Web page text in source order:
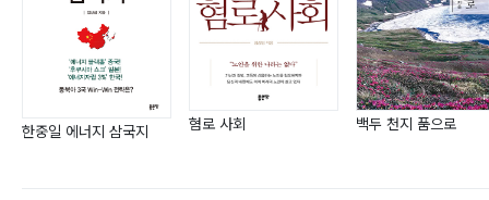
한중일 에너지 삼국지 혐로 사회 백두 천지 품으로